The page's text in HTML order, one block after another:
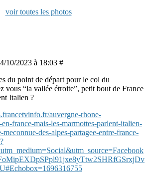
voir toutes les photos
10/2023 à 18:03 #
du point de départ pour le col du
vous “la vallée étroite”, petit bout de France
Italien ?
auvergne-rhone-
france-mais-les-marmottes-parlent-italien-
des-alpes-partagee-entre-france-